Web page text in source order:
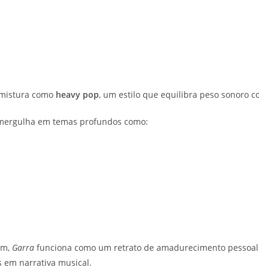
como heavy pop, um estilo que equilibra peso sonoro
em temas profundos como:
Garra funciona como um retrato de amadurecimento
em narrativa musical.